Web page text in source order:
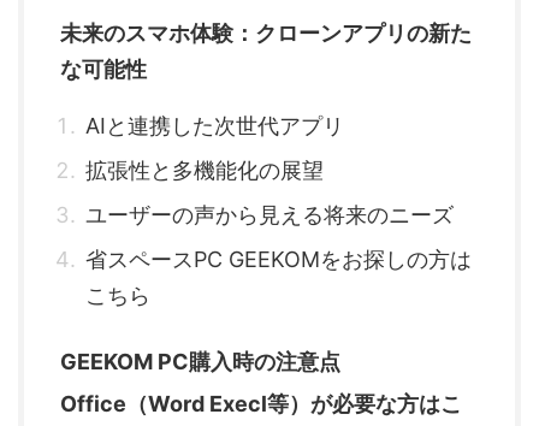
未来のスマホ体験：クローンアプリの新た
な可能性
AIと連携した次世代アプリ
拡張性と多機能化の展望
ユーザーの声から見える将来のニーズ
省スペースPC GEEKOMをお探しの方は
こちら
GEEKOM PC購入時の注意点
Office（Word Execl等）が必要な方はこ